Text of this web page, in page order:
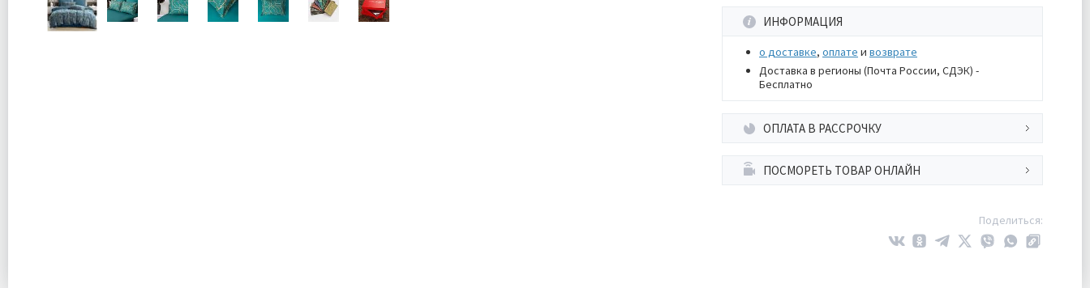
ИНФОРМАЦИЯ
о доставке, оплате и возврате
Доставка в регионы (Почта России, СДЭК) -
Бесплатно
ОПЛАТА В РАССРОЧКУ
ПОСМОРЕТЬ ТОВАР ОНЛАЙН
Поделиться: